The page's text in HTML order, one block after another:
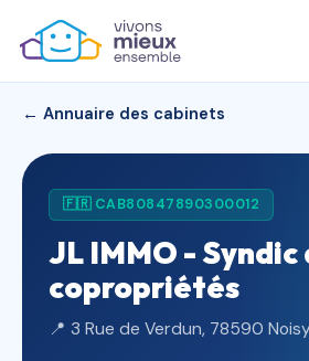
← Annuaire des cabinets
🇫🇷 CAB80847890300012
JL IMMO - Syndic
copropriétés
📍 3 Rue de Verdun, 78590